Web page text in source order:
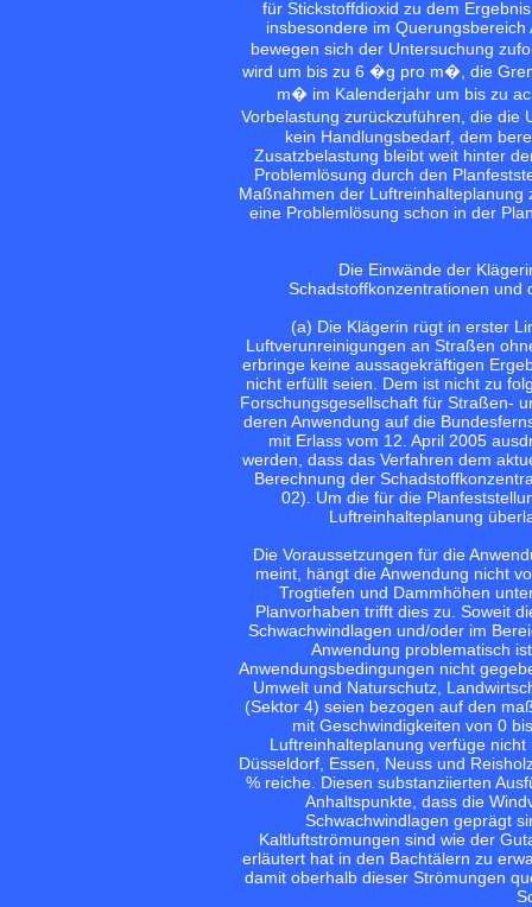
für Stickstoffdioxid zu dem
insbesondere im
bewegen sich der Untersuchung
wird um bis zu 6 �g pro m�, die
m� im Kalenderjahr um bis zu
Vorbelastung zurückzuführen, die
kein Handlungsbedarf, dem
Zusatzbelastung bleibt weit hinter
Problemlösung durch den
Maßnahmen der
eine Problemlösung schon in der
Die Einwände der
Schadstoffkonzentrationen und
(a) Die Klägerin rügt in erster
Luftverunreinigungen an Straßen
erbringe keine aussagekräftigen
nicht erfüllt seien. Dem ist nicht zu
Forschungsgesellschaft für Straßen-
deren Anwendung auf die
mit Erlass vom 12. April 2005
werden, dass das Verfahren dem
Berechnung der
02). Um die für die
Luftreinhalteplanung
Die Voraussetzungen für die
meint, hängt die Anwendung nicht
Trogtiefen und Dammhöhen
Planvorhaben trifft dies zu. Soweit
Schwachwindlagen und/oder im
Anwendung problematisch
Anwendungsbedingungen nicht
Umwelt und Naturschutz,
(Sektor 4) seien bezogen auf den
mit Geschwindigkeiten von 0
Luftreinhalteplanung verfüge
Düsseldorf, Essen, Neuss und
% reiche. Diesen substanziierten
Anhaltspunkte, dass die
Schwachwindlagen geprägt
Kaltluftströmungen sind wie der
erläutert hat in den Bachtälern zu
damit oberhalb dieser Strömungen